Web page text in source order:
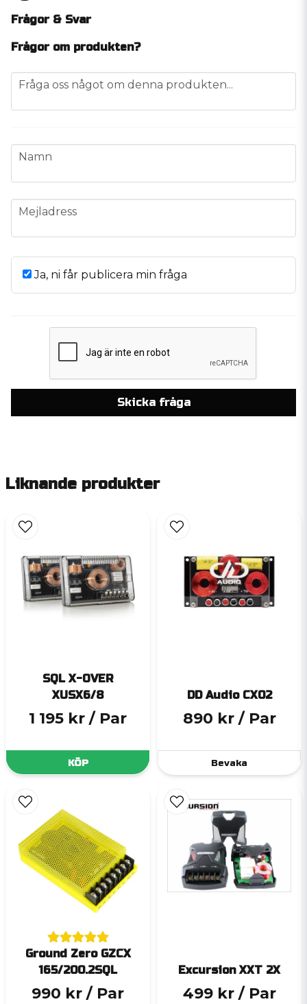
Frågor & Svar
Frågor om produkten?
question
Fråga oss något om denna produkten...
name
Namn
email
Mejladress
Ja, ni får publicera min fråga
Skicka fråga
Liknande produkter
SQL X-OVER
XUSX6/8
1 195 kr / Par
KÖP
DD Audio CX02
890 kr / Par
Bevaka
Ground Zero GZCX
165/200.2SQL
990 kr / Par
Excursion XXT 2X
499 kr / Par